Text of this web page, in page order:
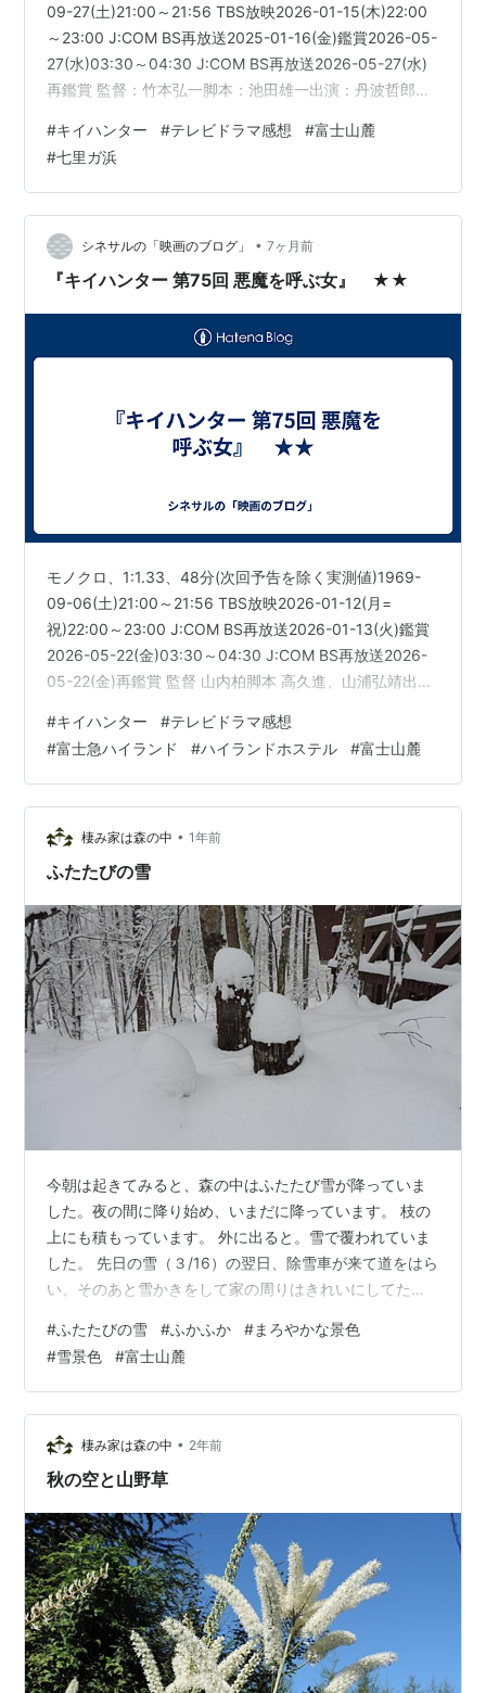
09-27(土)21:00～21:56 TBS放映2026-01-15(木)22:00
～23:00 J:COM BS再放送2025-01-16(金)鑑賞2026-05-
27(水)03:30～04:30 J:COM BS再放送2026-05-27(水)
再鑑賞 監督：竹本弘一脚本：池田雄一出演：丹波哲郎、
子、上野山功一、団巌、他（千葉真一は出演なし、野際
陽子と大川栄子はアジト内のみの出演） 【あらすじ、ネ
タバレあり】オートレース場の売り上げ金５千万円を、
マリ（原良子）が指示してネリカン…
#キイハンター #テレビドラマ感想 #富士山麓
#七里ガ浜
シネサルの「映画のブログ」 • 7ヶ月前
『キイハンター 第75回 悪魔を呼ぶ女』 ★★
モノクロ、1:1.33、48分(次回予告を除く実測値)1969-
09-06(土)21:00～21:56 TBS放映2026-01-12(月=
祝)22:00～23:00 J:COM BS再放送2026-01-13(火)鑑賞
2026-05-22(金)03:30～04:30 J:COM BS再放送2026-
05-22(金)再鑑賞 監督 山内柏脚本 高久進、山浦弘靖出
二、高須賀夫至子、鶴見丈二、根岸一正、佐々木梨里、
福山象三、他（丹波哲郎と千葉真一は出演なし） 【あら
すじ、ネタバレあり】考古学者のカミシロ博士（鶴見丈
二）のチームが富士山麓の遺跡発掘現場…
#キイハンター #テレビドラマ感想
#富士急ハイランド #ハイランドホステル #富士山麓
棲み家は森の中 • 1年前
ふたたびの雪
今朝は起きてみると、森の中はふたたび雪が降っていま
した。夜の間に降り始め、いまだに降っています。 枝の
上にも積もっています。 外に出ると。雪で覆われていま
した。 先日の雪（３/16）の翌日、除雪車が来て道をはら
い、そのあと雪かきをして家の周りはきれいにしてたん
か。 山脈もきれいにつながっている。 道も車もふたたび
雪の中。 積もって垂れて。 小枝の上にも。水分が多そう
です。 周りは深い雪でふかふかに。 灯りがホッとさせて
くれます。 すべての輪郭が覆われて、丸く柔らかく覆わ
れて。別世界のように。 雪帽子も埋もれてしまった。 同
じ雪景色なのですが、…
#ふたたびの雪 #ふかふか #まろやかな景色
#雪景色 #富士山麓
棲み家は森の中 • 2年前
秋の空と山野草